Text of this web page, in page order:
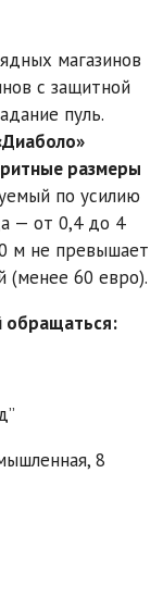
магазинов
с защитной
пуль.
размеры
по усилию
— от 0,4 до 4
м не превышает
(менее 60 евро).
обращаться:
8